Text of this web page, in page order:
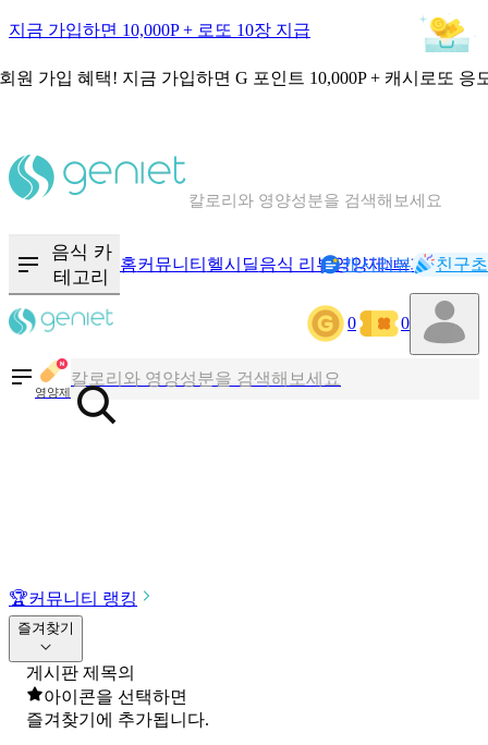
지금 가입하면 10,000P + 로또 10장 지급
원 가입 혜택! 지금 가입하면 G 포인트 10,000P + 캐시로또 응
칼로리와 영양성분을 검색해보세요
음식 카
테고리
홈커뮤니티 헬시딜음식 리뷰영양제NEW기록
캐시리뷰 친구
0 0
영양제
칼로리와 영양성분을 검색해보세요
혈당 · 다이어트 음식 검색해보세요
🏆커뮤니티 랭킹
즐겨찾기
게시판 제목의
아이콘을 선택하면
즐겨찾기에 추가됩니다.